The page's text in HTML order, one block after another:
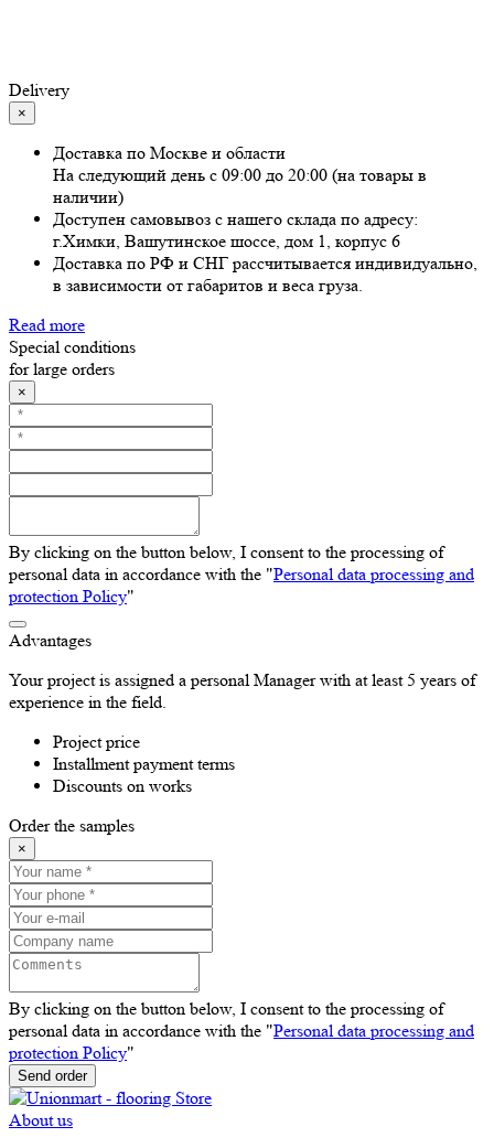
Delivery
×
Доставка по Москве и области
На следующий день с 09:00 до 20:00 (на товары в
наличии)
Доступен самовывоз с нашего склада по адресу:
г.Химки, Вашутинское шоссе, дом 1, корпус 6
Доставка по РФ и СНГ рассчитывается индивидуально,
в зависимости от габаритов и веса груза.
Read more
Special conditions
for large orders
×
By clicking on the button below, I consent to the processing of
personal data in accordance with the "Personal data processing and
protection Policy"
Advantages
Your project is assigned a personal Manager with at least 5 years of
experience in the field.
Project price
Installment payment terms
Discounts on works
Order the samples
×
By clicking on the button below, I consent to the processing of
personal data in accordance with the "Personal data processing and
protection Policy"
Send order
About us